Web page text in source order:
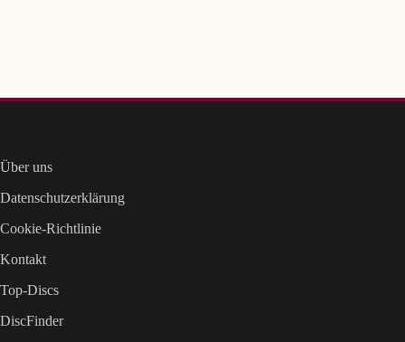
Über uns
Datenschutzerklärung
Cookie-Richtlinie
Kontakt
Top-Discs
DiscFinder